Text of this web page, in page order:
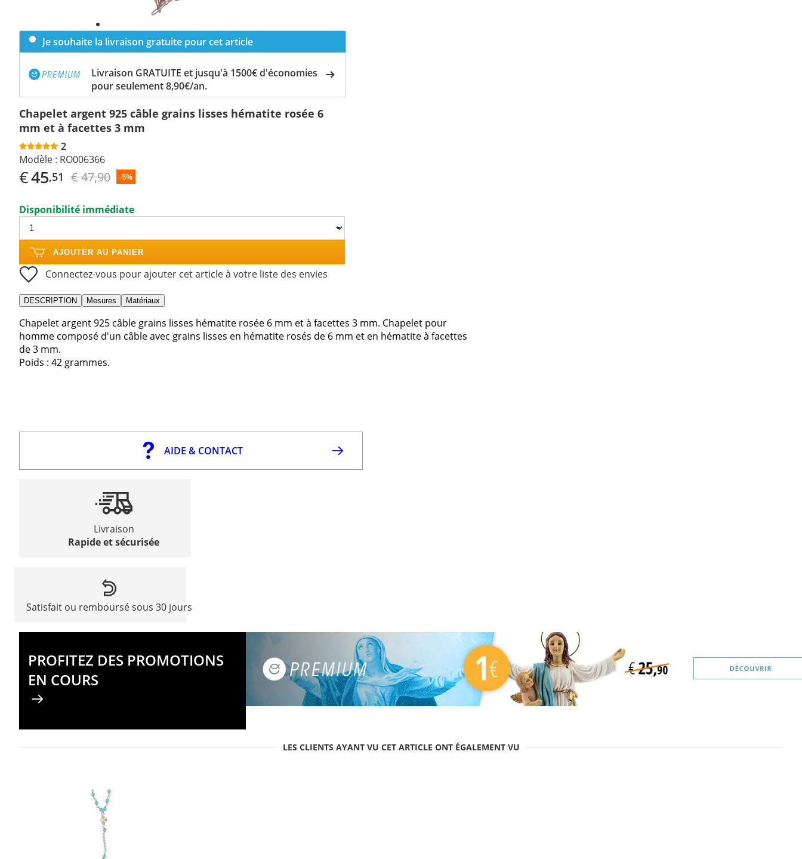
Je souhaite la livraison gratuite pour cet article
Livraison GRATUITE et jusqu'à 1500€ d'économies
pour seulement 8,90€/an.
Chapelet argent 925 câble grains lisses hématite rosée 6
mm et à facettes 3 mm
2
Modèle : RO006366
€45,51 € 47,90 -5%
Disponibilité immédiate
AJOUTER AU PANIER
Connectez-vous pour ajouter cet article à votre liste des envies
DESCRIPTION Mesures Matériaux
Chapelet argent 925 câble grains lisses hématite rosée 6 mm et à facettes 3 mm. Chapelet pour
homme composé d'un câble avec grains lisses en hématite rosés de 6 mm et en hématite à facettes
de 3 mm.
Poids : 42 grammes.
AIDE & CONTACT
Livraison
Rapide et sécurisée
Satisfait ou remboursé sous 30 jours
PROFITEZ DES PROMOTIONS
EN COURS
LES CLIENTS AYANT VU CET ARTICLE ONT ÉGALEMENT VU